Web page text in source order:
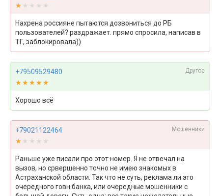
★★★★★
★★★★★
Нахрена россияне пытаются дозвониться до РБ
пользователей? раздражает. прямо спросила, написав в
ТГ, заблокировала))
+79509529480 Другое
★★★★★
★★★★★
Хорошо всё
+79021122464 Мошенники
★★★★★
★★★★★
Раньше уже писали про этот номер. Я не отвечал на
вызов, но срвершенно точно не имею знакомых в
Астраханской области. Так что не суть, реклама ли это
очередного говн.банка, или очередные мошенники с